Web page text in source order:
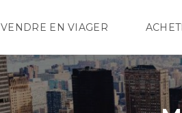
VENDRE EN VIAGER